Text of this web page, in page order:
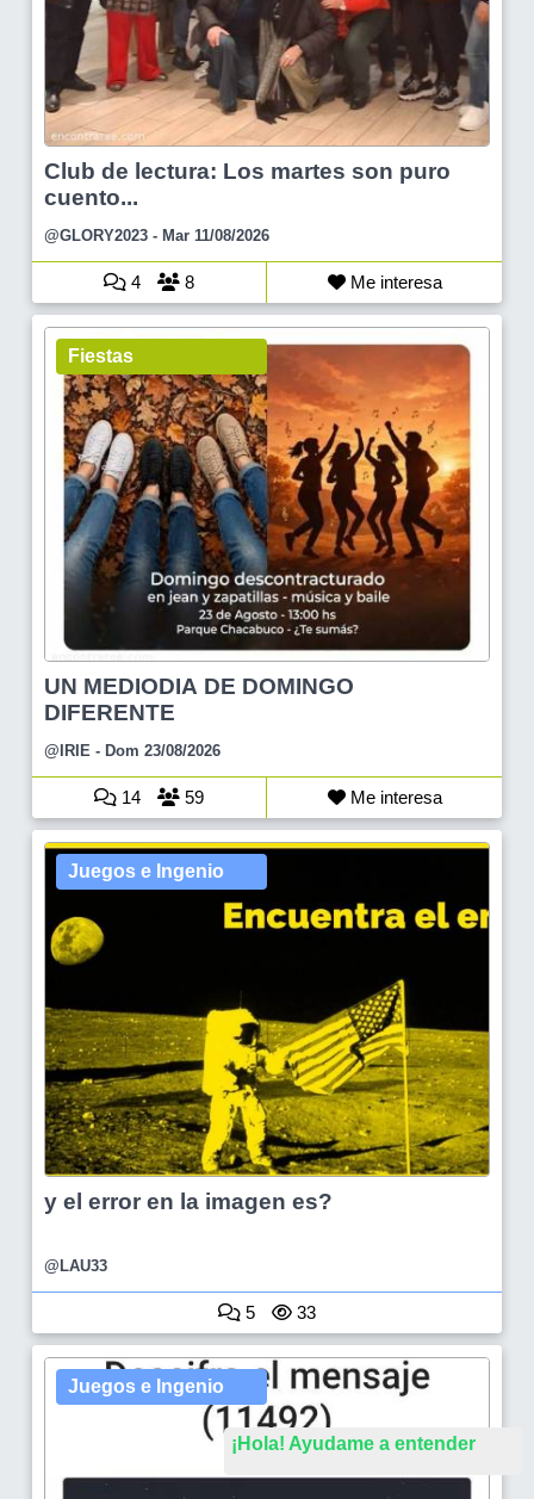
¡Hola! Ayudame a entender
Club de lectura: Los martes son puro
cuento...
@GLORY2023 - Mar 11/08/2026
4 8 Me interesa
Fiestas
UN MEDIODIA DE DOMINGO
DIFERENTE
@IRIE - Dom 23/08/2026
14 59 Me interesa
Juegos e Ingenio
y el error en la imagen es?
@LAU33
5 33
Juegos e Ingenio